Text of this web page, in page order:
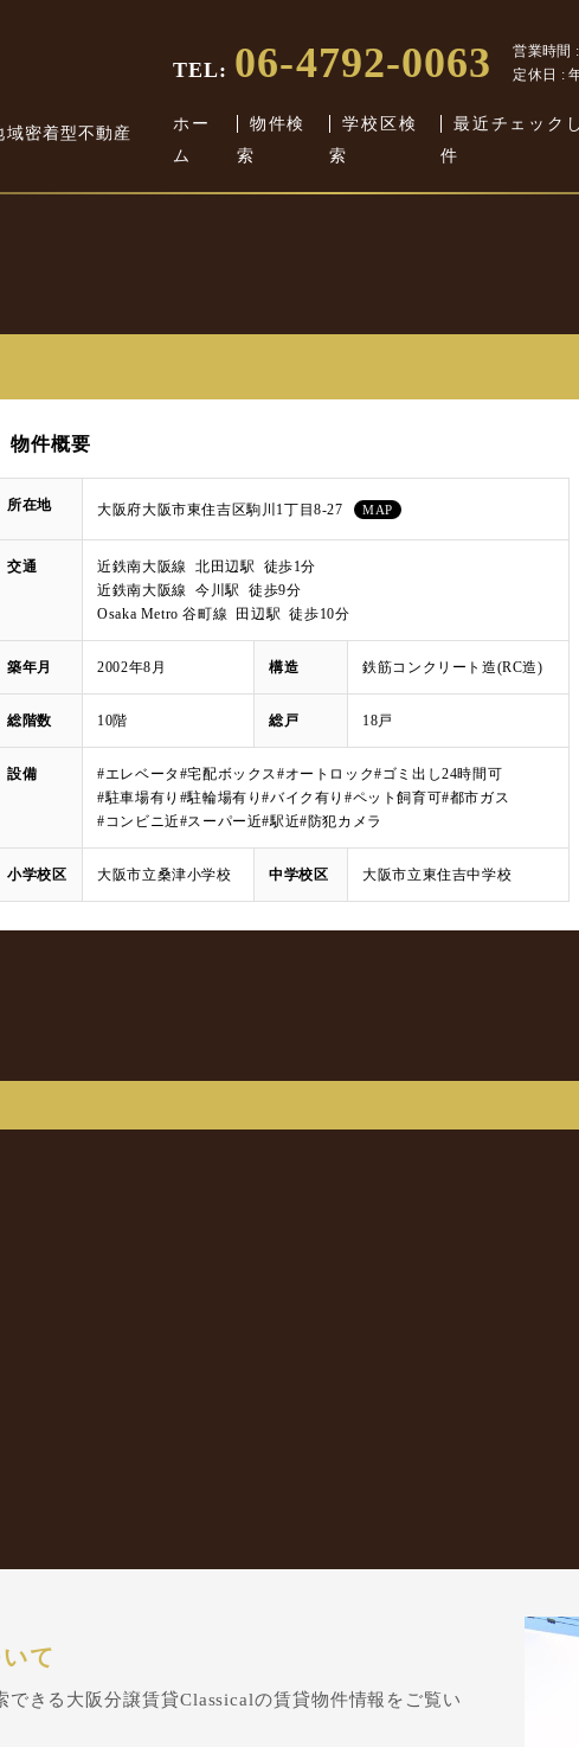
域密着型不動産
TEL: 06-4792-0063
営業時間
定休日 :
ホー
ム
物件検
索
学校区検
索
最近チェック
件
物件概要
所在地 大阪府大阪市東住吉区駒川1丁目8-27 MAP
交通
近鉄南大阪線 北田辺駅 徒歩1分
近鉄南大阪線 今川駅 徒歩9分
Osaka Metro 谷町線 田辺駅 徒歩10分
築年月 2002年8月 構造 鉄筋コンクリート造(RC造)
総階数 10階 総戸 18戸
設備 #エレベータ #宅配ボックス#オートロック#ゴミ出し24時間可
#駐車場有り #駐輪場有り#バイク有り#ペット飼育可#都市ガス
#コンビニ近#スーパー近#駅近#防犯カメラ
小学校区 大阪市立桑津小学校 中学校区 大阪市立東住吉中学校
て
きる大阪分譲賃貸Classicalの賃貸物件情報をご覧い